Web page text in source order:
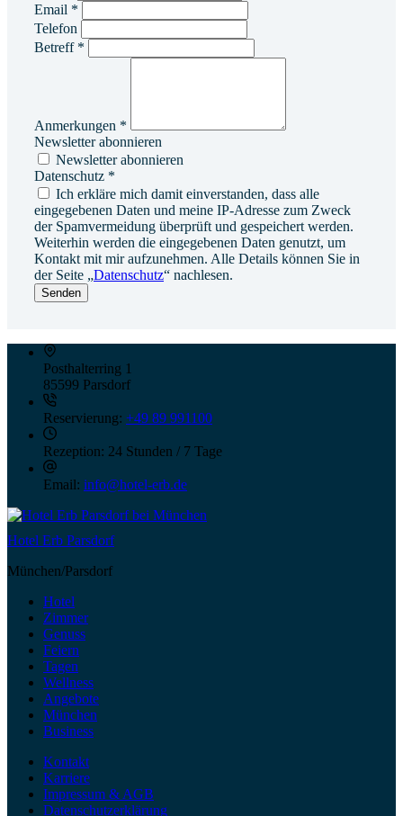
Email *
Telefon
Betreff *
Anmerkungen *
Newsletter abonnieren
Newsletter abonnieren
Datenschutz *
Ich erkläre mich damit einverstanden, dass alle
eingegebenen Daten und meine IP-Adresse zum Zweck
der Spamvermeidung überprüft und gespeichert werden.
Weiterhin werden die eingegebenen Daten genutzt, um
Kontakt mit mir aufzunehmen. Alle Details können Sie in
der Seite „Datenschutz“ nachlesen.
Senden
Posthalterring 1
85599 Parsdorf
Reservierung: +49 89 991100
Rezeption: 24 Stunden / 7 Tage
Email: info@hotel-erb.de
Hotel Erb Parsdorf
München/Parsdorf
Hotel
Zimmer
Genuss
Feiern
Tagen
Wellness
Angebote
München
Business
Kontakt
Karriere
Impressum & AGB
Datenschutzerklärung